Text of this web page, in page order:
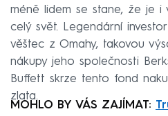
méně lidem se stane, že je i
celý svět. Legendární
věštec z Omahy, takovou
nákupy jeho společnosti
Buffett skrze tento fond
zlata.
MOHLO BY VÁS ZAJÍMAT: